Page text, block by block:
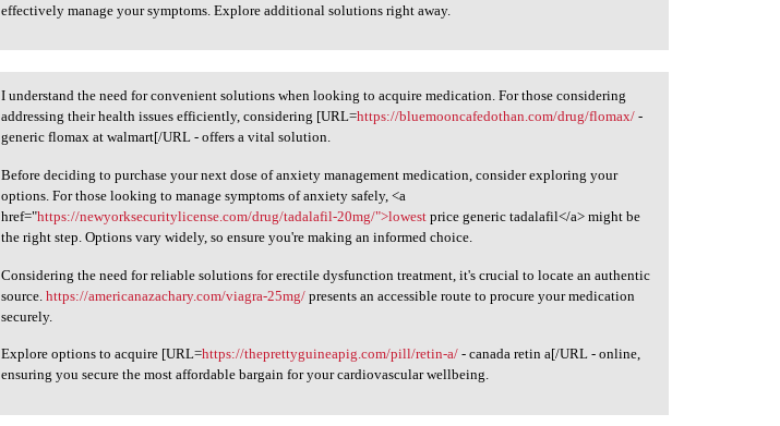
effectively manage your symptoms. Explore additional solutions right away.
I understand the need for
I understand the need for convenient solutions when looking to acquire medication. For those considering
addressing their health issues efficiently, considering [URL=https://bluemooncafedothan.com/drug/flomax/ -
generic flomax at walmart[/URL - offers a vital solution.
Before deciding to purchase your next dose of anxiety management medication, consider exploring your
options. For those looking to manage symptoms of anxiety safely, <a
href="https://newyorksecuritylicense.com/drug/tadalafil-20mg/">lowest price generic tadalafil</a> might be
the right step. Options vary widely, so ensure you're making an informed choice.
Considering the need for reliable solutions for erectile dysfunction treatment, it's crucial to locate an authentic
source.https://americanazachary.com/viagra-25mg/ presents an accessible route to procure your medication
securely.
Explore options to acquire [URL=https://theprettyguineapig.com/pill/retin-a/ - canada retin a[/URL - online,
ensuring you secure the most affordable bargain for your cardiovascular wellbeing.